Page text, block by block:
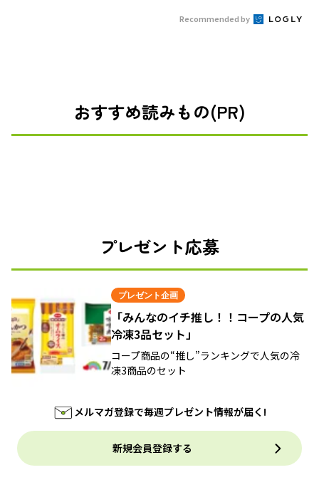
Recommended by
おすすめ読みもの(PR)
プレゼント応募
プレゼント企画
「みんなのイチ推し！！コープの人気
冷凍3品セット」
コープ商品の“推し”ランキングで人気の冷
凍3商品のセット
メルマガ登録で毎週プレゼント情報が届く!
新規会員登録する